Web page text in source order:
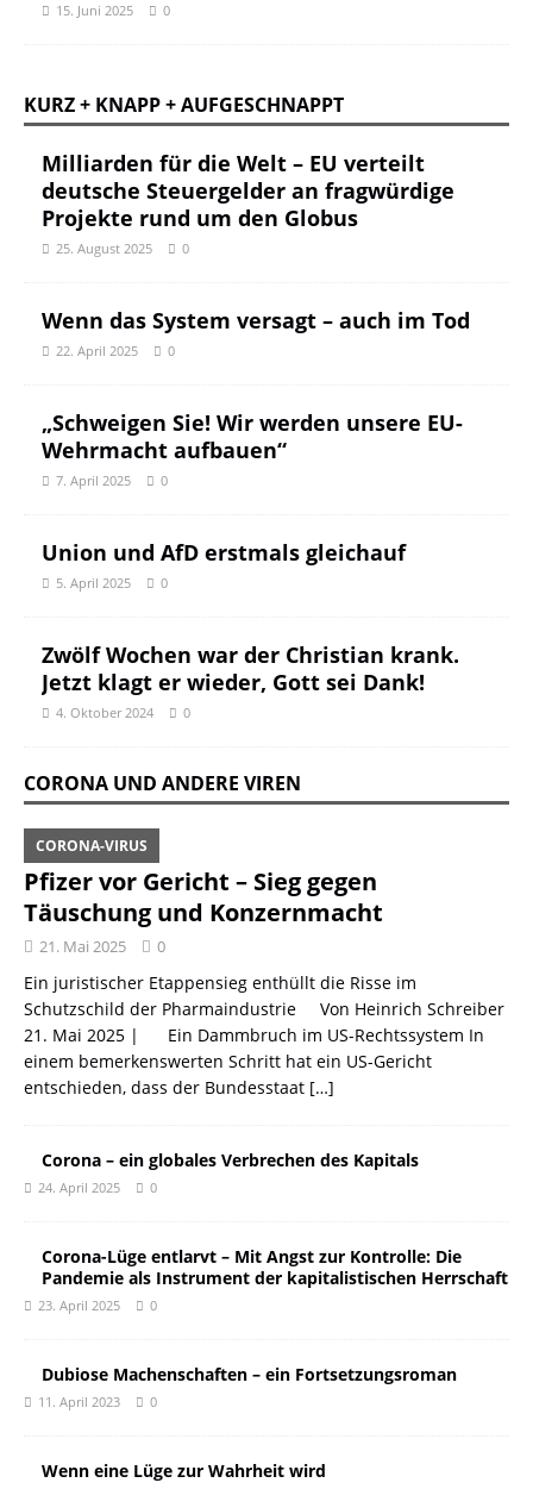
15. Juni 2025 0
KURZ + KNAPP + AUFGESCHNAPPT
Milliarden für die Welt – EU verteilt
deutsche Steuergelder an fragwürdige
Projekte rund um den Globus
25. August 2025 0
Wenn das System versagt – auch im Tod
22. April 2025 0
„Schweigen Sie! Wir werden unsere EU-
Wehrmacht aufbauen“
7. April 2025 0
Union und AfD erstmals gleichauf
5. April 2025 0
Zwölf Wochen war der Christian krank.
Jetzt klagt er wieder, Gott sei Dank!
4. Oktober 2024 0
CORONA UND ANDERE VIREN
Pfizer vor Gericht – Sieg gegen
Täuschung und Konzernmacht
CORONA-VIRUS
21. Mai 2025 0
Ein juristischer Etappensieg enthüllt die Risse im
Schutzschild der Pharmaindustrie Von Heinrich Schreiber
21. Mai 2025 | Ein Dammbruch im US-Rechtssystem In
einem bemerkenswerten Schritt hat ein US-Gericht
entschieden, dass der Bundesstaat […]
Corona – ein globales Verbrechen des Kapitals
24. April 2025 0
Corona-Lüge entlarvt – Mit Angst zur Kontrolle: Die
Pandemie als Instrument der kapitalistischen Herrschaft
23. April 2025 0
Dubiose Machenschaften – ein Fortsetzungsroman
11. April 2023 0
Wenn eine Lüge zur Wahrheit wird